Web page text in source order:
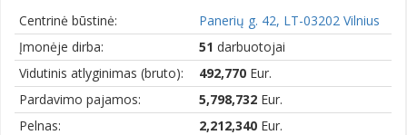
Centrinė būstinė:
Panerių g. 42, LT-03202 Vilnius
Įmonėje dirba:
51 darbuotojai
Vidutinis atlyginimas (bruto):
492,770 Eur.
Pardavimo pajamos:
5,798,732 Eur.
Pelnas:
2,212,340 Eur.